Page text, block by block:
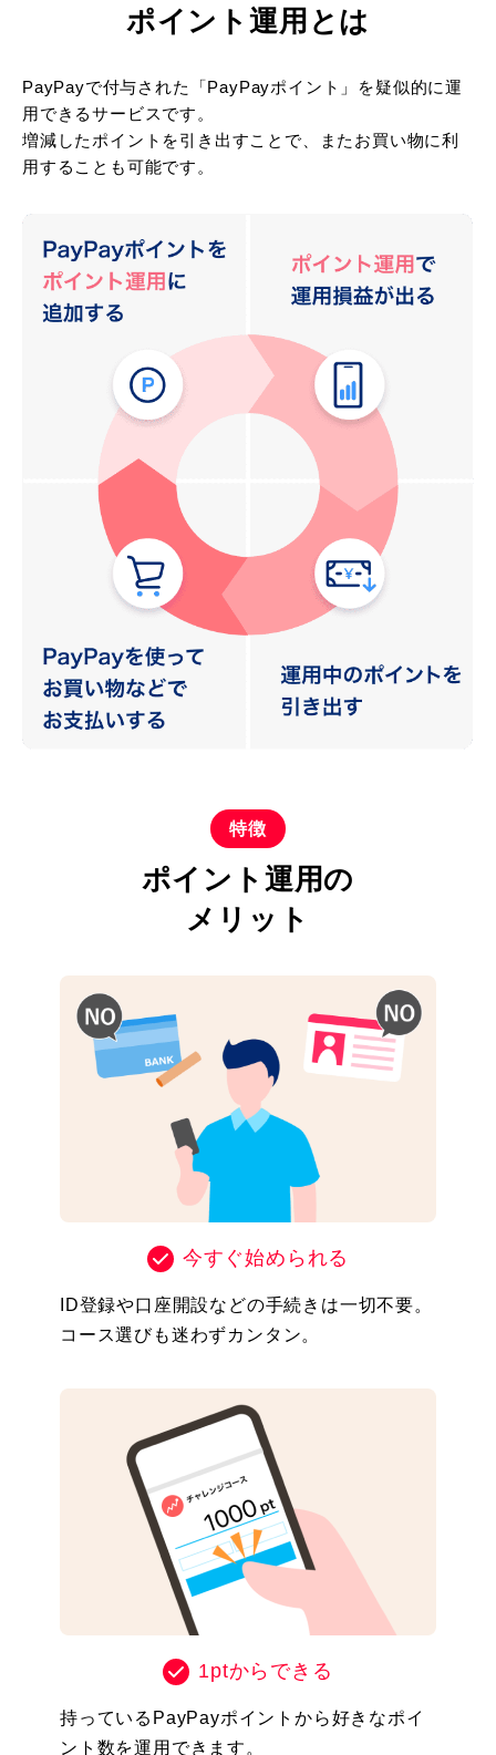
ポイント運用とは
PayPayで付与された「PayPayポイント」を疑似的に運
用できるサービスです。
増減したポイントを引き出すことで、またお買い物に利
用することも可能です。
特徴
ポイント運用の
メリット
今すぐ始められる
ID登録や口座開設などの手続きは一切不要。
コース選びも迷わずカンタン。
1ptからできる
持っているPayPayポイントから好きなポイ
ント数を運用できます。